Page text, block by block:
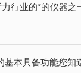
行业的*的仪器之
基本具备功能您知